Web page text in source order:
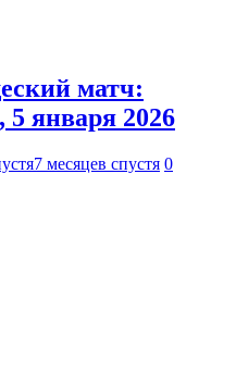
матч:
января 2026
7 месяцев спустя 0